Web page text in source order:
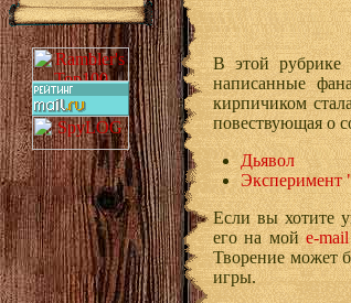
В этой рубрике
написанные
кирпичиком
повествующая о
Дьявол
Эксперимент
Если вы хотите
его на мойe-mail
Творение может
игры.